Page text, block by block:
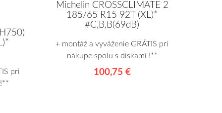
pri
Michelin CROSSCLIMATE 2
185/65 R15 92T (XL)*
#C,B,B(69dB)
+ montáž a vyváženie GRÁTIS pri
nákupe spolu s diskami !**
100,75 €